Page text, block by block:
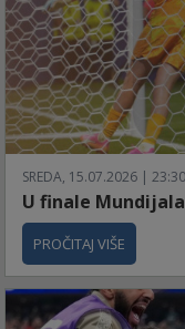
SREDA, 15.07.2026 | 23:30
U finale
PROČITAJ VIŠE